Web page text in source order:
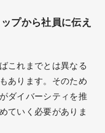
プから社員に伝え
これまでとは異なる
あります。そのため
ダイバーシティを推
ていく必要がありま